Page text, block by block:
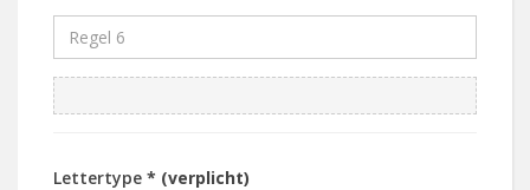
Lettertype * (verplicht)